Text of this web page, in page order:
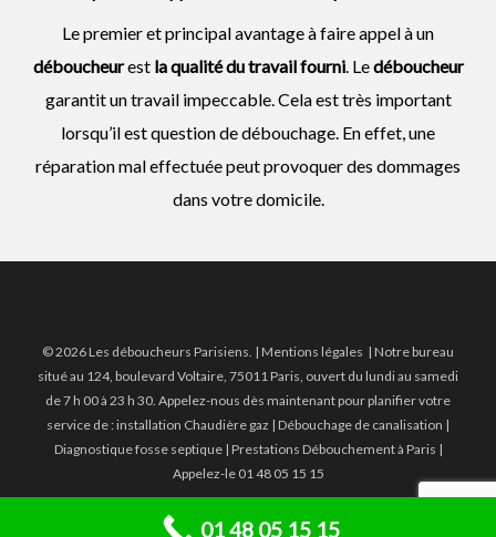
Le premier et principal avantage à faire appel à un
déboucheurest la qualité du travail fourni. Ledéboucheur
garantit un travail impeccable. Cela est très important
lorsqu’il est question de débouchage. En effet, une
réparation mal effectuée peut provoquer des dommages
dans votre domicile.
© 2026 Les déboucheurs Parisiens. | Mentions légales | Notre bureau
situé au 124, boulevard Voltaire, 75011 Paris, ouvert du lundi au samedi
de 7 h 00 à 23 h 30. Appelez-nous dès maintenant pour planifier votre
service de : installation Chaudière gaz | Débouchage de canalisation |
Diagnostique fosse septique | Prestations Débouchement à Paris |
Appelez-le 01 48 05 15 15
01 48 05 15 15